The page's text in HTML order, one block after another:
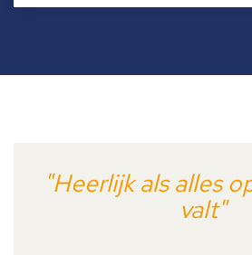
"Heerlijk als alles
valt"